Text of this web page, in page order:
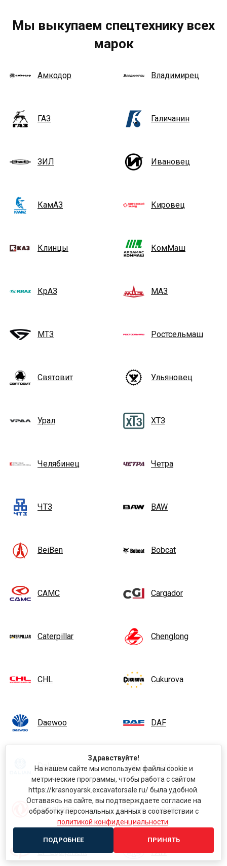
Мы выкупаем спецтехнику всех
марок
Амкодор Владимирец
ГАЗ Галичанин
ЗИЛ Ивановец
КамАЗ Кировец
Клинцы КомМаш
КрАЗ МАЗ
МТЗ Ростсельмаш
Святовит Ульяновец
Урал ХТЗ
Челябинец Четра
ЧТЗ BAW
BeiBen Bobcat
CAMC Cargador
Caterpillar Chenglong
CHL Cukurova
Daewoo DAF
Dalian Dayun
DongFeng Doosan
EP Equipment FAW
Здравствуйте!
На нашем сайте мы используем файлы cookie и
метрические программы, чтобы работа с сайтом
https://krasnoyarsk.excavatorsale.ru/ была удобной.
Оставаясь на сайте, вы подтверждаете согласие на
обработку персональных данных в соответствии с
политикой конфиденциальности
ПОДРОБНЕЕ ПРИНЯТЬ